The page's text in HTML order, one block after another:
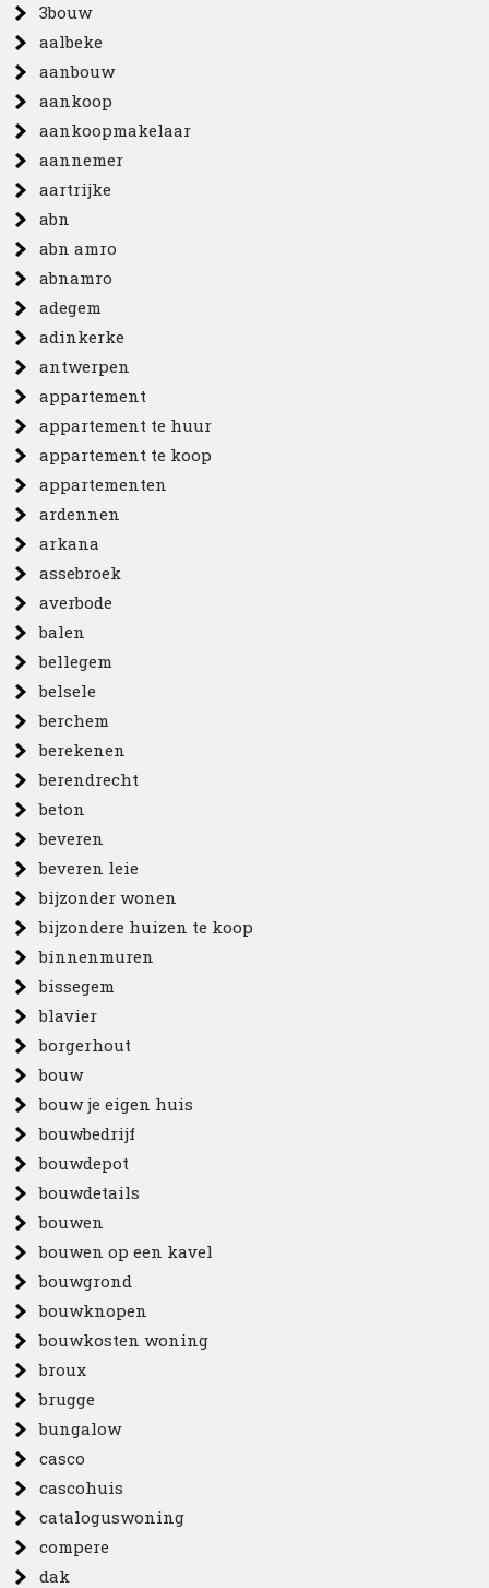
3bouw
aalbeke
aanbouw
aankoop
aankoopmakelaar
aannemer
aartrijke
abn
abn amro
abnamro
adegem
adinkerke
antwerpen
appartement
appartement te huur
appartement te koop
appartementen
ardennen
arkana
assebroek
averbode
balen
bellegem
belsele
berchem
berekenen
berendrecht
beton
beveren
beveren leie
bijzonder wonen
bijzondere huizen te koop
binnenmuren
bissegem
blavier
borgerhout
bouw
bouw je eigen huis
bouwbedrijf
bouwdepot
bouwdetails
bouwen
bouwen op een kavel
bouwgrond
bouwknopen
bouwkosten woning
broux
brugge
bungalow
casco
cascohuis
cataloguswoning
compere
dak